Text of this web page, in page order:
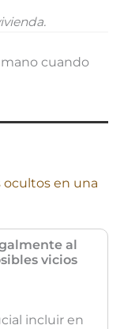
cuando
ocultos en una
al
vicios
incluir en